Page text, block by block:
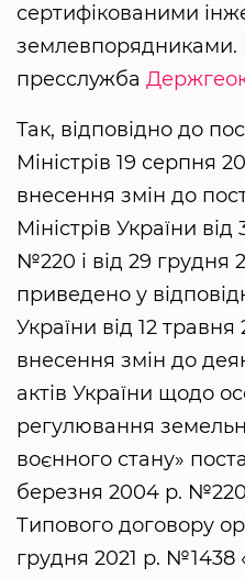
сертифікованими
землевпорядниками.
пресслужба
Так, відповідно до
Міністрів 19 серпня
внесення змін до
Міністрів України
№220 і від 29 грудня
приведено у
України від 12
внесення змін до
актів України щодо
регулювання
воєнного стану»
березня 2004 р.
Типового договору
грудня 2021 р. №1438